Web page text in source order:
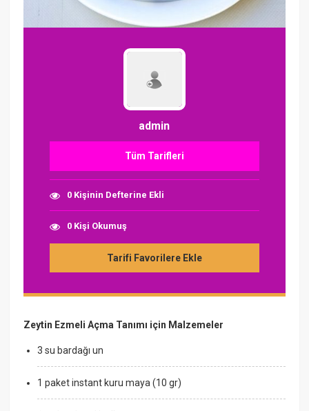
admin
Tüm Tarifleri
0 Kişinin Defterine Ekli
0 Kişi Okumuş
Tarifi Favorilere Ekle
Zeytin Ezmeli Açma Tanımı için Malzemeler
3 su bardağı un
1 paket instant kuru maya (10 gr)